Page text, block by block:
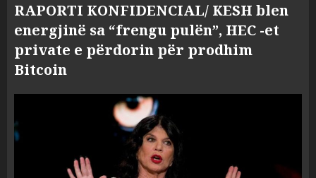
RAPORTI KONFIDENCIAL/ KESH blen
energjinë sa “frengu pulën”, HEC -et
private e përdorin për prodhim
Bitcoin